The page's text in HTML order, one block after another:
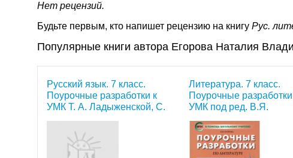
Нет рецензий.
Будьте первым, кто напишет рецензию на книгу Рус.
Популярные книги автора Егорова Наталия
Русский язык. 7 класс.
Поурочные разработки к
УМК Т. А. Ладыженской, С.
Литература. 7 класс.
Поурочные разработки
УМК под ред. В.Я.